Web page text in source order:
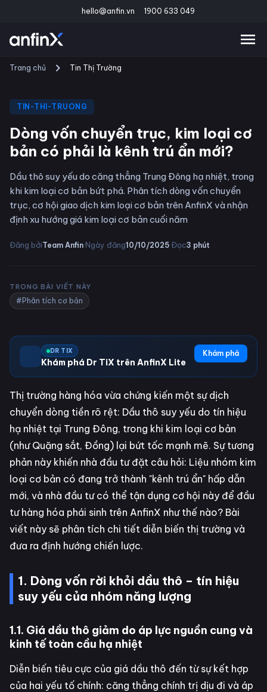
hello@anfin.vn 1900 633 049
Trang chủ Tin Thị Trường
TIN-THI-TRUONG
Dòng vốn chuyển trục, kim loại cơ
bản có phải là kênh trú ẩn mới?
Dầu thô suy yếu do căng thẳng Trung Đông hạ nhiệt, trong
khi kim loại cơ bản bứt phá. Phân tích dòng vốn chuyển
trục, cơ hội giao dịch kim loại cơ bản trên AnfinX và nhận
định xu hướng giá kim loại cơ bản cuối năm
Đăng bởiTeam Anfin·Ngày đăng10/10/2025·Đọc3 phút
TRONG BÀI VIẾT NÀY
#Phân tích cơ bản
DR TIX
Khám phá Dr TiX trên AnfinX Lite
Khám phá
Thị trường hàng hóa vừa chứng kiến một sự dịch
chuyển dòng tiền rõ rệt: Dầu thô suy yếu do tín hiệu
hạ nhiệt tại Trung Đông, trong khi kim loại cơ bản
(như Quặng sắt, Đồng) lại bứt tốc mạnh mẽ. Sự tương
phản này khiến nhà đầu tư đặt câu hỏi: Liệu nhóm kim
loại cơ bản có đang trở thành "kênh trú ẩn" hấp dẫn
mới, và nhà đầu tư có thể tận dụng cơ hội này để đầu
tư hàng hóa phái sinh trên AnfinX như thế nào? Bài
viết này sẽ phân tích chi tiết diễn biến thị trường và
đưa ra định hướng chiến lược.
1. Dòng vốn rời khỏi dầu thô – tín hiệu
suy yếu của nhóm năng lượng
1.1. Giá dầu thô giảm do áp lực nguồn cung và
kinh tế toàn cầu hạ nhiệt
Diễn biến tiêu cực của giá dầu thô đến từ sự kết hợp
của hai yếu tố chính: căng thẳng chính trị dịu đi và áp